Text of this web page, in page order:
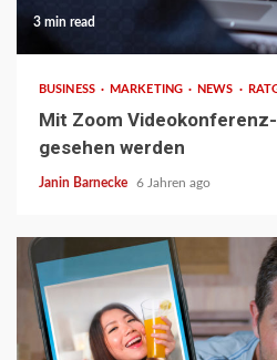
3 min read
BUSINESS MARKETING NEWS
Mit Zoom
gesehen werden
Janin Barnecke 6 Jahren ago